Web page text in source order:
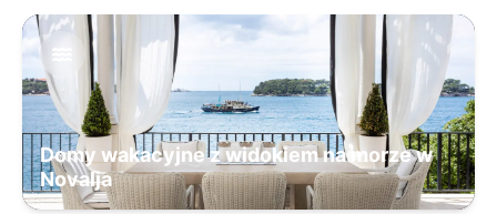
Domy wakacyjne z widokiem na morze w
Novalja